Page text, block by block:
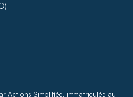
Actions Simplifiée, immatriculée au